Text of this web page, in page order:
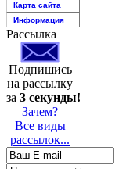
Карта сайта
Информация
Рассылка
Подпишись
на рассылку
за 3 секунды!
Зачем?
Все виды
рассылок...